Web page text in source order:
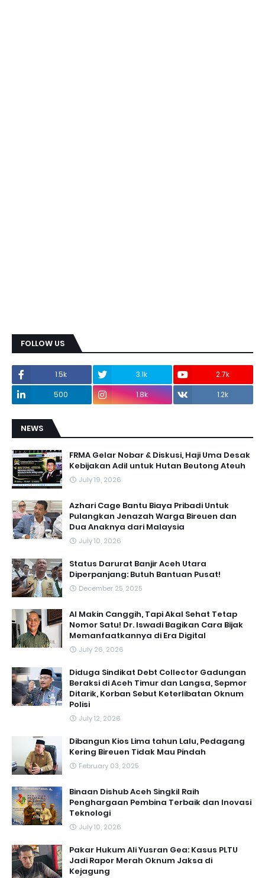
FOLLOW US
1.5k 3.1k
2.7k
500
1.8k 1.2k
NEWS
FRMA Gelar Nobar & Diskusi, Haji Uma Desak
Kebijakan Adil untuk Hutan Beutong Ateuh
July 19, 2026
Azhari Cage Bantu Biaya Pribadi Untuk
Pulangkan Jenazah Warga Bireuen dan
Dua Anaknya dari Malaysia
July 10, 2026
Status Darurat Banjir Aceh Utara
Diperpanjang: Butuh Bantuan Pusat!
December 25, 2025
AI Makin Canggih, Tapi Akal Sehat Tetap
Nomor Satu! Dr. Iswadi Bagikan Cara Bijak
Memanfaatkannya di Era Digital
July 26, 2026
Diduga Sindikat Debt Collector Gadungan
Beraksi di Aceh Timur dan Langsa, Sepmor
Ditarik, Korban Sebut Keterlibatan Oknum
Polisi
July 12, 2026
Dibangun Kios Lima tahun Lalu, Pedagang
Kering Bireuen Tidak Mau Pindah
February 03, 2025
Binaan Dishub Aceh Singkil Raih
Penghargaan Pembina Terbaik dan Inovasi
Teknologi
July 10, 2026
Pakar Hukum Ali Yusran Gea: Kasus PLTU
Jadi Rapor Merah Oknum Jaksa di
Kejagung